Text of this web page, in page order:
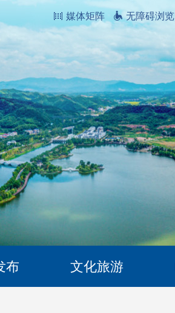
媒体矩阵 无障碍浏览
布 文化旅游